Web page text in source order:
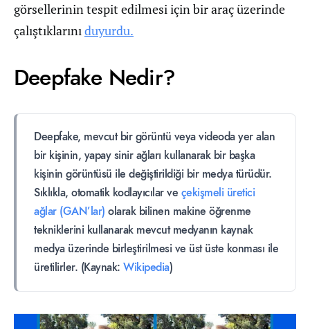
görsellerinin tespit edilmesi için bir araç üzerinde
çalıştıklarınıduyurdu.
Deepfake Nedir?
Deepfake, mevcut bir görüntü veya videoda yer alan
bir kişinin, yapay sinir ağları kullanarak bir başka
kişinin görüntüsü ile değiştirildiği bir medya türüdür.
Sıklıkla, otomatik kodlayıcılar ve çekişmeli üretici
ağlar (GAN’lar) olarak bilinen makine öğrenme
tekniklerini kullanarak mevcut medyanın kaynak
medya üzerinde birleştirilmesi ve üst üste konması ile
üretilirler. (Kaynak: Wikipedia)